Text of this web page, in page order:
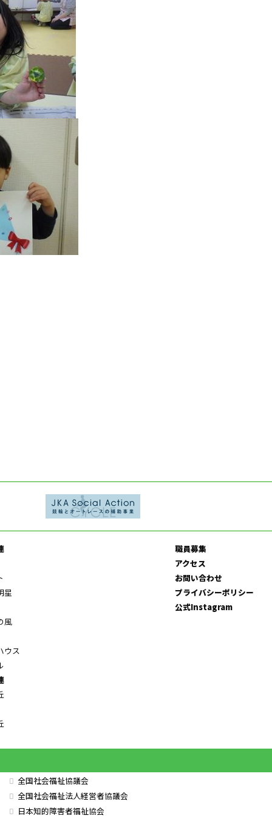
星
風
ウス
職員募集
アクセス
お問い合わせ
プライバシーポリシー
公式Instagram
全国社会福祉協議会
全国社会福祉法人経営者協議会
日本知的障害者福祉協会